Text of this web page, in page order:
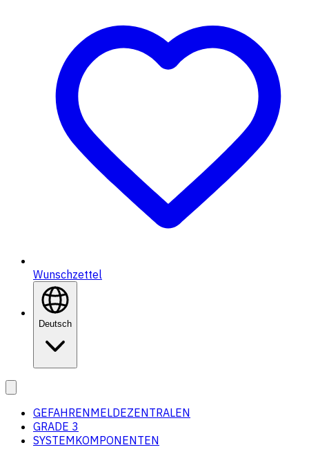
Wunschzettel
Deutsch
GEFAHRENMELDEZENTRALEN
GRADE 3
SYSTEMKOMPONENTEN